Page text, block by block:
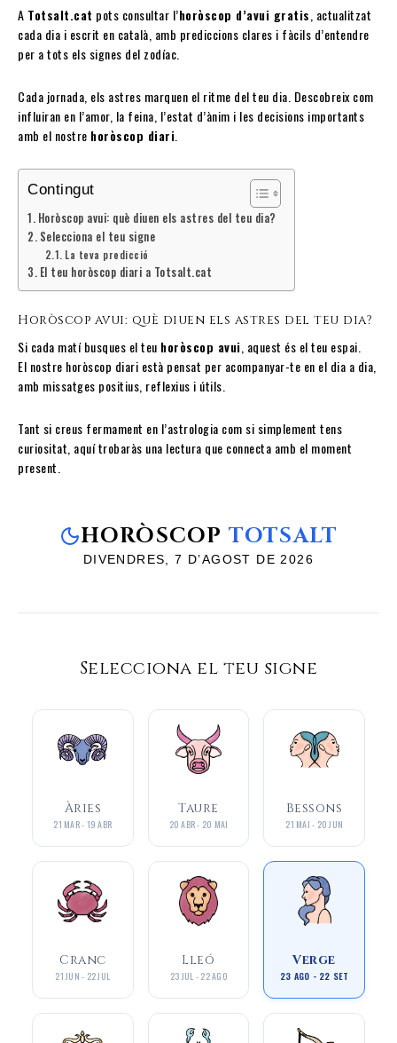
A Totsalt.cat pots consultar l’horòscop d’avui gratis, actualitzat
cada dia i escrit en català, amb prediccions clares i fàcils d’entendre
per a tots els signes del zodíac.
Cada jornada, els astres marquen el ritme del teu dia. Descobreix com
influiran en l’amor, la feina, l’estat d’ànim i les decisions importants
amb el nostre horòscop diari.
Contingut
Horòscop avui: què diuen els astres del teu dia?
Selecciona el teu signe
La teva predicció
El teu horòscop diari a Totsalt.cat
Horòscop avui: què diuen els astres del teu dia?
Si cada matí busques el teu horòscop avui, aquest és el teu espai.
El nostre horòscop diari està pensat per acompanyar-te en el dia a dia,
amb missatges positius, reflexius i útils.
Tant si creus fermament en l’astrologia com si simplement tens
curiositat, aquí trobaràs una lectura que connecta amb el moment
present.
HORÒSCOP TOTSALT
DIVENDRES, 7 D’AGOST DE 2026
Selecciona el teu signe
Àries
21 MAR - 19 ABR
Taure
20 ABR - 20 MAI
Bessons
21 MAI - 20 JUN
Cranc
21 JUN - 22 JUL
Lleó
23 JUL - 22 AGO
Verge
23 AGO - 22 SET